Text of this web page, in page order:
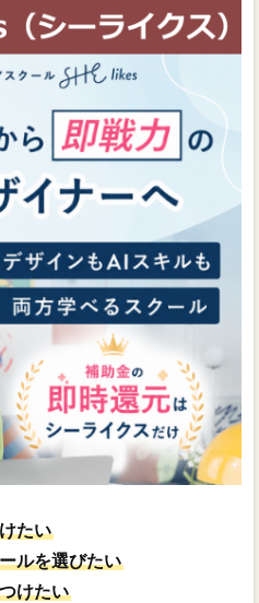
たい
ルを選びたい
けたい